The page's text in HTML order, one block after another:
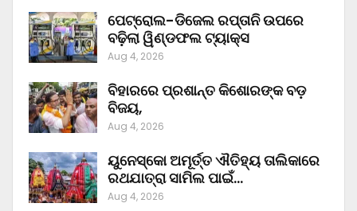
ପେଟ୍ରୋଲ-ଡିଜେଲ ରପ୍ତାନି ଉପରେ
ବଢ଼ିଲା ୱିଣ୍ଡଫଲ ଟ୍ୟାକ୍ସ
Aug 4, 2026
ବିହାରରେ ପ୍ରଶାନ୍ତ କିଶୋରଙ୍କ ବଡ଼
ବିଜୟ,
Aug 4, 2026
ୟୁନେସ୍କୋ ଅମୂର୍ତ୍ତ ଐତିହ୍ୟ ତାଲିକାରେ
ରଥଯାତ୍ରା ସାମିଲ ପାଇଁ…
Aug 4, 2026